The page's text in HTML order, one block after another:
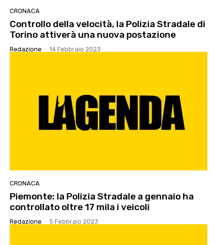
CRONACA
Controllo della velocità, la Polizia Stradale di
Torino attiverà una nuova postazione
Redazione - 14 Febbraio 2023
CRONACA
Piemonte: la Polizia Stradale a gennaio ha
controllato oltre 17 mila i veicoli
Redazione - 5 Febbraio 2023